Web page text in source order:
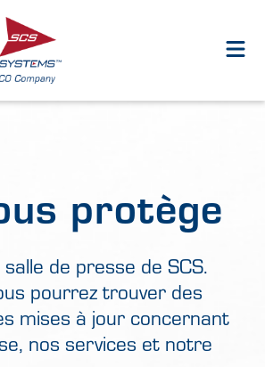
protège
de presse de SCS.
pourrez trouver des
mises à jour concernant
nos services et notre